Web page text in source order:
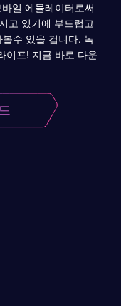
일 에뮬레이터로써
고 있기에 부드럽고
수 있을 겁니다. 녹
이프! 지금 바로 다운